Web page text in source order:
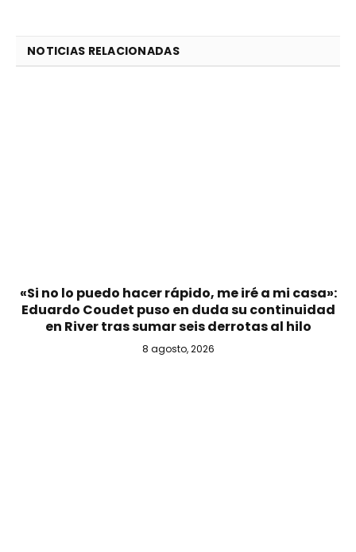
NOTICIAS RELACIONADAS
«Si no lo puedo hacer rápido, me iré a mi casa»:
Eduardo Coudet puso en duda su continuidad
en River tras sumar seis derrotas al hilo
8 agosto, 2026